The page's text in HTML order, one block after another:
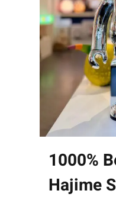
1000%
Hajime